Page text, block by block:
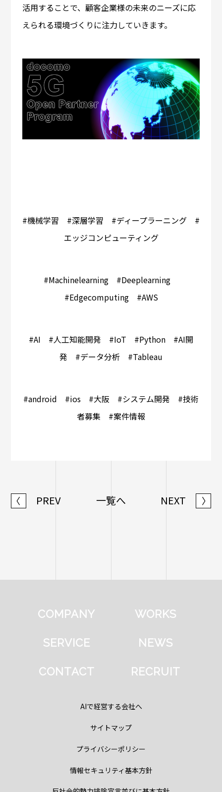
活用することで、顧客企業様の未来のニーズに応
えられる環境づくりに注力していきます。
#機械学習 #深層学習 #ディープラーニング #
エッジコンピューティング
#Machinelearning #Deeplearning
#Edgecomputing #AWS
#AI #人工知能開発 #IoT #Python #AI開
発 #データ分析 #Tableau
#android #ios #大阪 #システム開発 #技術
者募集 #案件情報
〈 PREV 一覧へ NEXT 〉
COMPANY WORKS
SERVICE NEWS
CONTACT RECRUIT
AIで経営する会社へ
サイトマップ
プライバシーポリシー
情報セキュリティ基本方針